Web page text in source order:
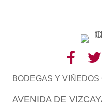
BODEGAS Y
AVENIDA DE